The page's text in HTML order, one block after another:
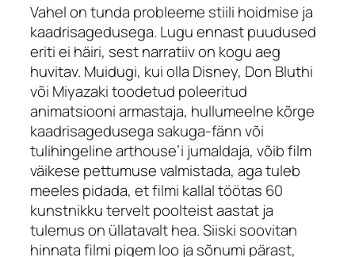
Vahel on tunda probleeme stiili hoidmise ja
kaadrisagedusega. Lugu ennast puudused
eriti ei häiri, sest narratiiv on kogu aeg
huvitav. Muidugi, kui olla Disney, Don Bluthi
või Miyazaki toodetud poleeritud
animatsiooni armastaja, hullumeelne kõrge
kaadrisagedusega sakuga-fänn või
tulihingelinearthouse’i jumaldaja, võib film
väikese pettumuse valmistada, aga tuleb
meeles pidada, et filmi kallal töötas 60
kunstnikku tervelt poolteist aastat ja
tulemus on üllatavalt hea. Siiski soovitan
hinnata filmi pigem loo ja sõnumi pärast,